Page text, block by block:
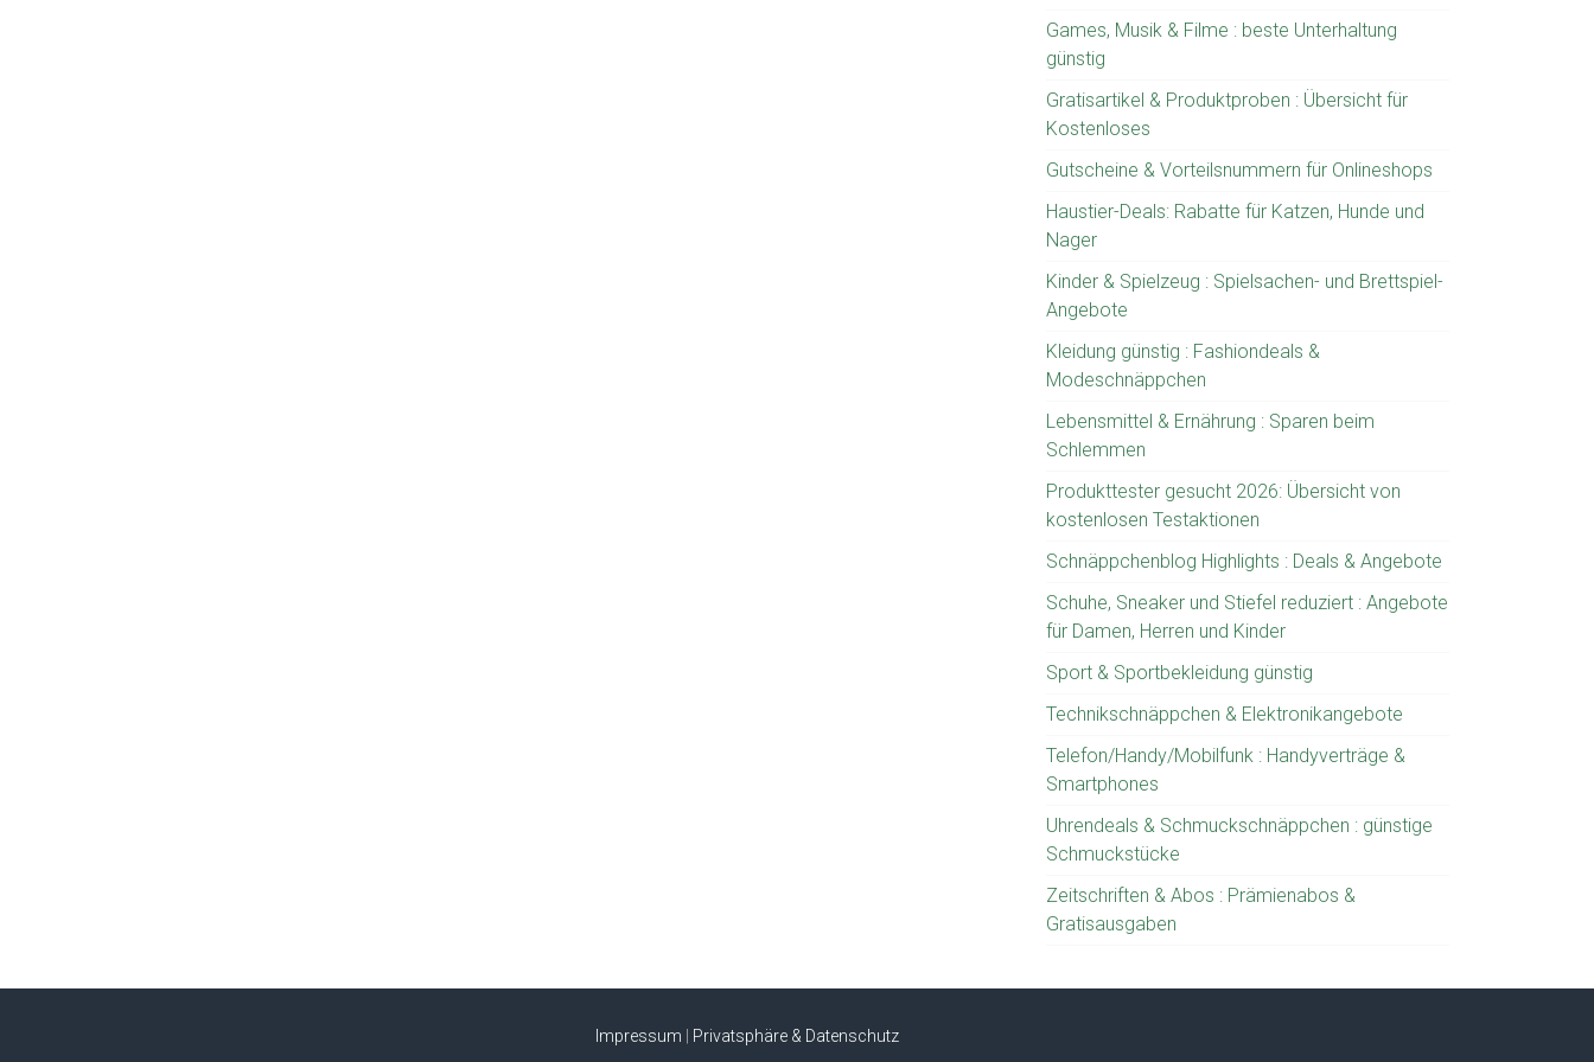
Games, Musik & Filme : beste Unterhaltung
günstig
Gratisartikel & Produktproben : Übersicht für
Kostenloses
Gutscheine & Vorteilsnummern für Onlineshops
Haustier-Deals: Rabatte für Katzen, Hunde und
Nager
Kinder & Spielzeug : Spielsachen- und Brettspiel-
Angebote
Kleidung günstig : Fashiondeals &
Modeschnäppchen
Lebensmittel & Ernährung : Sparen beim
Schlemmen
Produkttester gesucht 2026: Übersicht von
kostenlosen Testaktionen
Schnäppchenblog Highlights : Deals & Angebote
Schuhe, Sneaker und Stiefel reduziert : Angebote
für Damen, Herren und Kinder
Sport & Sportbekleidung günstig
Technikschnäppchen & Elektronikangebote
Telefon/Handy/Mobilfunk : Handyverträge &
Smartphones
Uhrendeals & Schmuckschnäppchen : günstige
Schmuckstücke
Zeitschriften & Abos : Prämienabos &
Gratisausgaben
Impressum Privatsphäre & Datenschutz